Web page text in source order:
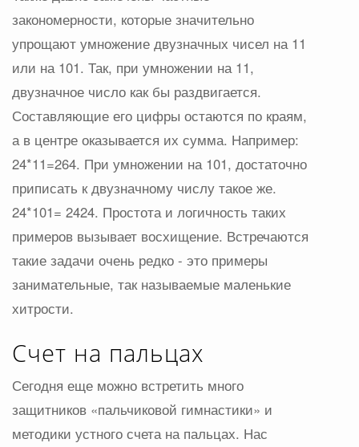
закономерности, которые значительно
упрощают умножение двузначных чисел на 11
или на 101. Так, при умножении на 11,
двузначное число как бы раздвигается.
Составляющие его цифры остаются по краям,
а в центре оказывается их сумма. Например:
24*11=264. При умножении на 101, достаточно
приписать к двузначному числу такое же.
24*101= 2424. Простота и логичность таких
примеров вызывает восхищение. Встречаются
такие задачи очень редко - это примеры
занимательные, так называемые маленькие
хитрости.
Счет на пальцах
Сегодня еще можно встретить много
защитников «пальчиковой гимнастики» и
методики устного счета на пальцах. Нас